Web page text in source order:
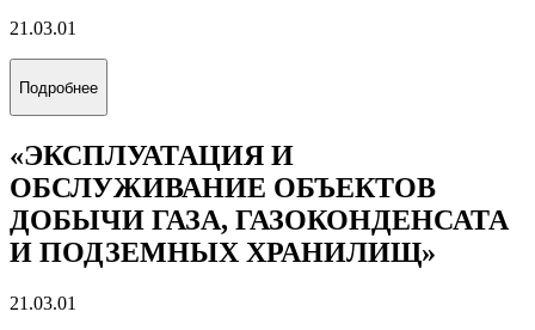
21.03.01
Подробнее
«ЭКСПЛУАТАЦИЯ И
ОБСЛУЖИВАНИЕ ОБЪЕКТОВ
ДОБЫЧИ ГАЗА, ГАЗОКОНДЕНСАТА
И ПОДЗЕМНЫХ ХРАНИЛИЩ»
21.03.01